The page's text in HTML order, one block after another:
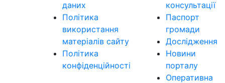
даних
Політика
використання
матеріалів сайту
Політика
конфіденційності
консультації
Паспорт
громади
Дослідження
Новини
порталу
Оперативна